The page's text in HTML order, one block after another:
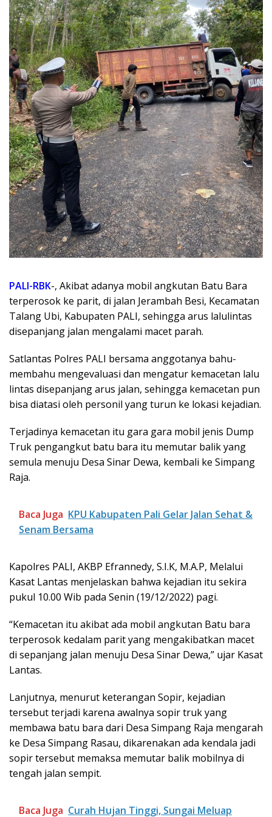
PALI-RBK-, Akibat adanya mobil angkutan Batu Bara
terperosok ke parit, di jalan Jerambah Besi, Kecamatan
Talang Ubi, Kabupaten PALI, sehingga arus lalulintas
disepanjang jalan mengalami macet parah.
Satlantas Polres PALI bersama anggotanya bahu-
membahu mengevaluasi dan mengatur kemacetan lalu
lintas disepanjang arus jalan, sehingga kemacetan pun
bisa diatasi oleh personil yang turun ke lokasi kejadian.
Terjadinya kemacetan itu gara gara mobil jenis Dump
Truk pengangkut batu bara itu memutar balik yang
semula menuju Desa Sinar Dewa, kembali ke Simpang
Raja.
Baca Juga KPU Kabupaten Pali Gelar Jalan Sehat &
Senam Bersama
Kapolres PALI, AKBP Efrannedy, S.I.K, M.A.P, Melalui
Kasat Lantas menjelaskan bahwa kejadian itu sekira
pukul 10.00 Wib pada Senin (19/12/2022) pagi.
“Kemacetan itu akibat ada mobil angkutan Batu bara
terperosok kedalam parit yang mengakibatkan macet
di sepanjang jalan menuju Desa Sinar Dewa,” ujar Kasat
Lantas.
Lanjutnya, menurut keterangan Sopir, kejadian
tersebut terjadi karena awalnya sopir truk yang
membawa batu bara dari Desa Simpang Raja mengarah
ke Desa Simpang Rasau, dikarenakan ada kendala jadi
sopir tersebut memaksa memutar balik mobilnya di
tengah jalan sempit.
Baca Juga Curah Hujan Tinggi, Sungai Meluap